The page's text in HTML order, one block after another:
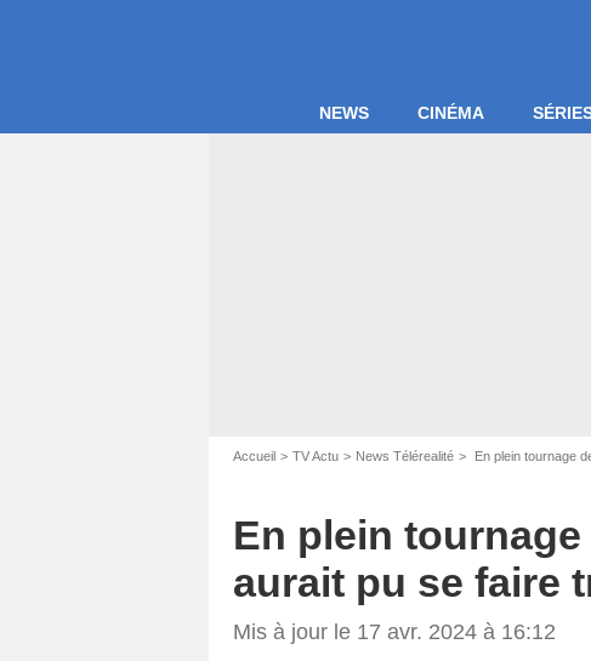
NEWS CINÉMA
Accueil TV Actu News Télérealité En plein tournage
En plein
aurait pu se faire
Mis à jour le 17 avr. 2024 à 16:12